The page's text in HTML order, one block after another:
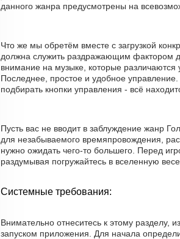
данного жанра предусмотрены на
Что же мы обретём вместе с загрузкой
должна служить раздражающим фактором
внимание на музыке, которые различаются
Последнее, простое и удобное
подбирать кнопки управления - всё
Пусть вас не вводит в заблуждение жанр
для незабываемого времяпровождения,
нужно ожидать чего-то большего. Перед
раздумывая погружайтесь в вселенную
Системные требования:
Внимательно отнеситесь к этому разделу,
запуском приложения. Для начала